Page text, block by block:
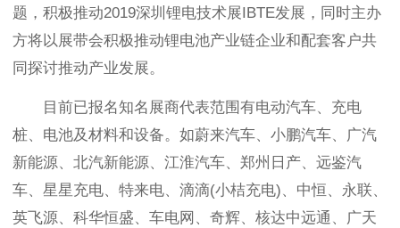
题，积极推动2019深圳锂电技术展IBTE发展，同时主办
方将以展带会积极推动锂电池产业链企业和配套客户共
同探讨推动产业发展。
目前已报名知名展商代表范围有电动汽车、充电
桩、电池及材料和设备。如蔚来汽车、小鹏汽车、广汽
新能源、北汽新能源、江淮汽车、郑州日产、远鉴汽
车、星星充电、特来电、滴滴(小桔充电)、中恒、永联、
英飞源、科华恒盛、车电网、奇辉、核达中远通、广天